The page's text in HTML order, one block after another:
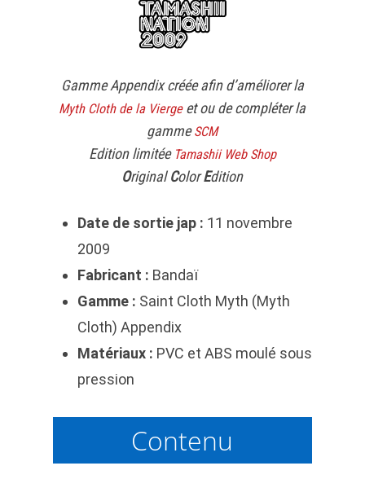
Gamme Appendix créée afin d’améliorer la
Myth Cloth de la Viergeet ou de compléter la
gammeSCM
Edition limitée Tamashii Web Shop
OriginalColorEdition
Date de sortie jap : 11 novembre
2009
Fabricant : Bandaï
Gamme : Saint Cloth Myth (Myth
Cloth) Appendix
Matériaux : PVC et ABS moulé sous
pression
Contenu